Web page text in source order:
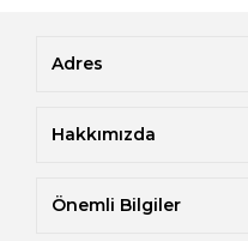
Adres
Hakkımızda
Önemli Bilgiler